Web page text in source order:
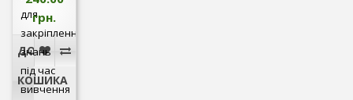
для
закріплення
знань
під час
вивчення
грн.
ДО
КОШИКА